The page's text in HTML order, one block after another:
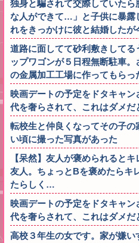
独身と騙されて交際していた
な人ができて…」と子供に暴露
れをきっかけに彼と結婚したが
道路に面してて砂利敷きして
ップワゴンが５日程無断駐車
の金属加工工場に作ってもら
映画デートの予定をドタキャ
代を奢らされて、これはダメだ
転校生と仲良くなってその子
い頃に撮った写真があった
【呆然】友人が褒められると
友人。ちょっとBを褒めたらキ
たらしく…
映画デートの予定をドタキャ
代を奢らされて、これはダメだ
高校３年生の女です。家が嫌